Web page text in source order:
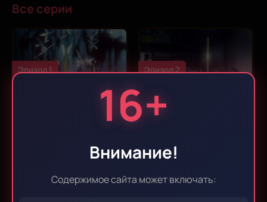
16+
Внимание!
Содержимое сайта может включать:
Все серии
Эпизод 1 Эпизод 2